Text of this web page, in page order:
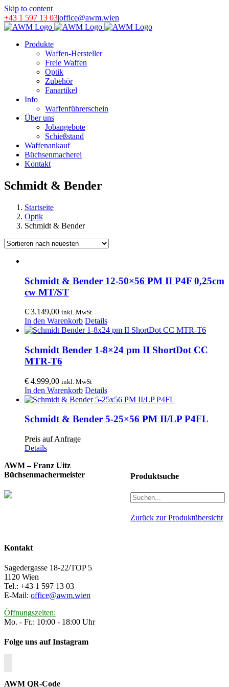
Skip to content
+43 1 597 13 03|office@awm.wien
Produkte
Waffen-Hersteller
Freie Waffen
Optik
Zubehör
Fanartikel
Info
Waffenführerschein
Über uns
Jobangebote
Schießstand
Waffenankauf
Büchsenmacherei
Kontakt
Schmidt & Bender
Startseite
Optik
Schmidt & Bender
Schmidt & Bender 12-50×56 PM II P4F 0,25cm
cw MT/ST
€ 3.149,00 inkl. MwSt
In den Warenkorb Details
Schmidt Bender 1-8×24 pm II ShortDot CC
MTR-T6
€ 4.999,00 inkl. MwSt
In den Warenkorb Details
Schmidt & Bender 5-25×56 PM II/LP P4FL
Preis auf Anfrage
Details
Produktsuche
Zurück zur Produktübersicht
AWM – Franz Uitz
Büchsenmachermeister
Kontakt
Sagedergasse 18-22/TOP 5
1120 Wien
Tel.: +43 1 597 13 03
E-Mail: office@awm.wien
Öffnungszeiten:
Mo. - Fr.: 10:00 - 18:00 Uhr
Folge uns auf Instagram
AWM QR-Code